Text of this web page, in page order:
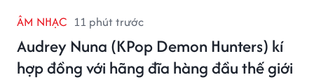
ÂM NHẠC 11 phút trước
Audrey Nuna (KPop Demon Hunters) kí
hợp đồng với hãng đĩa hàng đầu thế giới